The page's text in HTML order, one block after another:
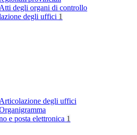
Atti degli organi di controllo
degli uffici 1
Articolazione degli uffici
e posta elettronica 1